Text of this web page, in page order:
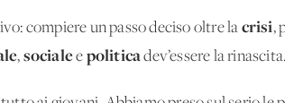
compiere un passo deciso oltre la crisi,
, socialee politicadev’essere la rinascita.